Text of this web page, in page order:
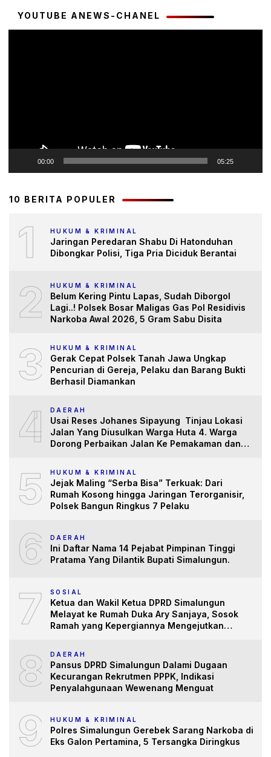
YOUTUBE ANEWS-CHANEL
00:00 05:25
10 BERITA POPULER
1 HUKUM & KRIMINAL
Jaringan Peredaran Shabu Di Hatonduhan
Dibongkar Polisi, Tiga Pria Diciduk Berantai
2 HUKUM & KRIMINAL
Belum Kering Pintu Lapas, Sudah Diborgol
Lagi..! Polsek Bosar Maligas Gas Pol Residivis
Narkoba Awal 2026, 5 Gram Sabu Disita
3 HUKUM & KRIMINAL
Gerak Cepat Polsek Tanah Jawa Ungkap
Pencurian di Gereja, Pelaku dan Barang Bukti
Berhasil Diamankan
4 DAERAH
Usai Reses Johanes Sipayung Tinjau Lokasi
Jalan Yang Diusulkan Warga Huta 4. Warga
Dorong Perbaikan Jalan Ke Pemakaman dan
5 HUKUM & KRIMINAL
Jejak Maling “Serba Bisa” Terkuak: Dari
Rumah Kosong hingga Jaringan Terorganisir,
Polsek Bangun Ringkus 7 Pelaku
6 DAERAH
Ini Daftar Nama 14 Pejabat Pimpinan Tinggi
Pratama Yang Dilantik Bupati Simalungun.
7 SOSIAL
Ketua dan Wakil Ketua DPRD Simalungun
Melayat ke Rumah Duka Ary Sanjaya, Sosok
Ramah yang Kepergiannya Mengejutkan
8 DAERAH
Pansus DPRD Simalungun Dalami Dugaan
Kecurangan Rekrutmen PPPK, Indikasi
Penyalahgunaan Wewenang Menguat
9 HUKUM & KRIMINAL
Polres Simalungun Gerebek Sarang Narkoba di
Eks Galon Pertamina, 5 Tersangka Diringkus